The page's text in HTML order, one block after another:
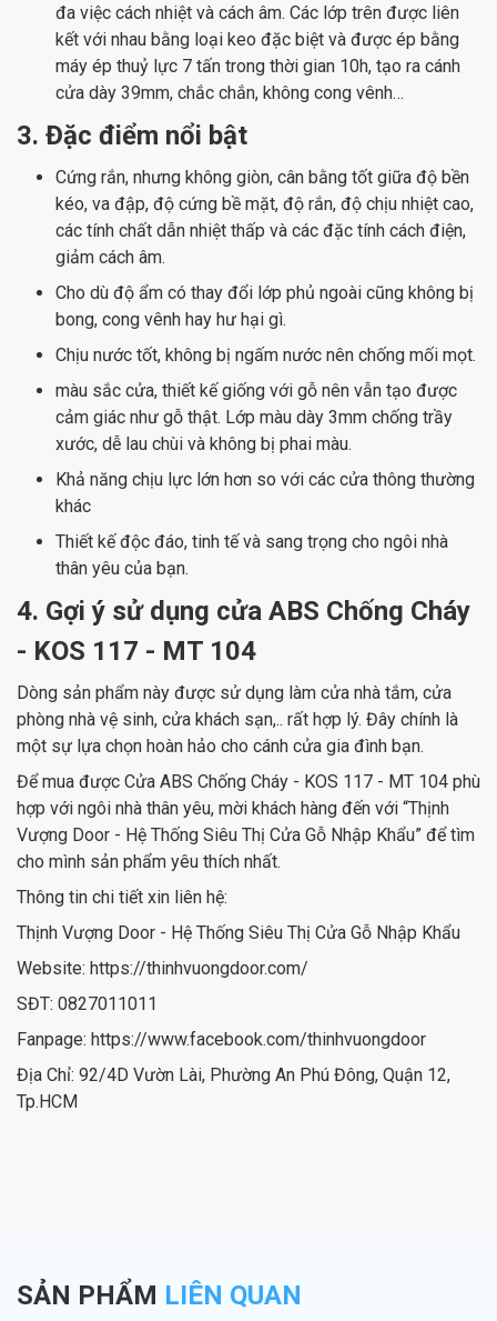
đa việc cách nhiệt và cách âm. Các lớp trên được liên
kết với nhau bằng loại keo đặc biệt và được ép bằng
máy ép thuỷ lực 7 tấn trong thời gian 10h, tạo ra cánh
cửa dày 39mm, chắc chắn, không cong vênh…
3. Đặc điểm nổi bật
Cứng rắn, nhưng không giòn, cân bằng tốt giữa độ bền
kéo, va đập, độ cứng bề mặt, độ rắn, độ chịu nhiệt cao,
các tính chất dẫn nhiệt thấp và các đặc tính cách điện,
giảm cách âm.
Cho dù độ ẩm có thay đổi lớp phủ ngoài cũng không bị
bong, cong vênh hay hư hại gì.
Chịu nước tốt, không bị ngấm nước nên chống mối mọt.
màu sắc cửa, thiết kế giống với gỗ nên vẫn tạo được
cảm giác như gỗ thật. Lớp màu dày 3mm chống trầy
xước, dễ lau chùi và không bị phai màu.
Khả năng chịu lực lớn hơn so với các cửa thông thường
khác
Thiết kế độc đáo, tinh tế và sang trọng cho ngôi nhà
thân yêu của bạn.
4. Gợi ý sử dụng cửa ABS Chống Cháy
- KOS 117 - MT 104
Dòng sản phẩm này được sử dụng làm cửa nhà tắm, cửa
phòng nhà vệ sinh, cửa khách sạn,.. rất hợp lý. Đây chính là
một sự lựa chọn hoàn hảo cho cánh cửa gia đình bạn.
Để mua được Cửa ABS Chống Cháy - KOS 117 - MT 104 phù
hợp với ngôi nhà thân yêu, mời khách hàng đến với “Thịnh
Vượng Door - Hệ Thống Siêu Thị Cửa Gỗ Nhập Khẩu” để tìm
cho mình sản phẩm yêu thích nhất.
Thông tin chi tiết xin liên hệ:
Thịnh Vượng Door - Hệ Thống Siêu Thị Cửa Gỗ Nhập Khẩu
Website: https://thinhvuongdoor.com/
SĐT: 0827011011
Fanpage: https://www.facebook.com/thinhvuongdoor
Địa Chỉ: 92/4D Vườn Lài, Phường An Phú Đông, Quận 12,
Tp.HCM
SẢN PHẨM LIÊN QUAN